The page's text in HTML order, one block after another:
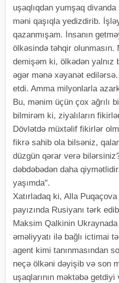
uşaqlıqdan yumşaq
məni qaşıqla yedizdirib.
qazanmışam. İnsanın
ölkəsində təhqir olunmasın.
demişəm ki, ölkədən yalnız
əgər mənə xəyanət
etdi. Amma milyonlarla
Bu, mənim üçün çox ağrılı
bilmirəm ki, ziyalıların
Dövlətdə müxtəlif fikirlər
fikrə sahib ola bilsəniz,
düzgün qərar verə
dəbdəbədən daha
yaşımda".
Xatırladaq ki, Alla
payızında Rusiyanı tərk
Maksim Qalkinin
əməliyyatı ilə bağlı ictimai
agent kimi tanınmasından
neçə ölkəni dəyişib və son
uşaqlarının məktəbə